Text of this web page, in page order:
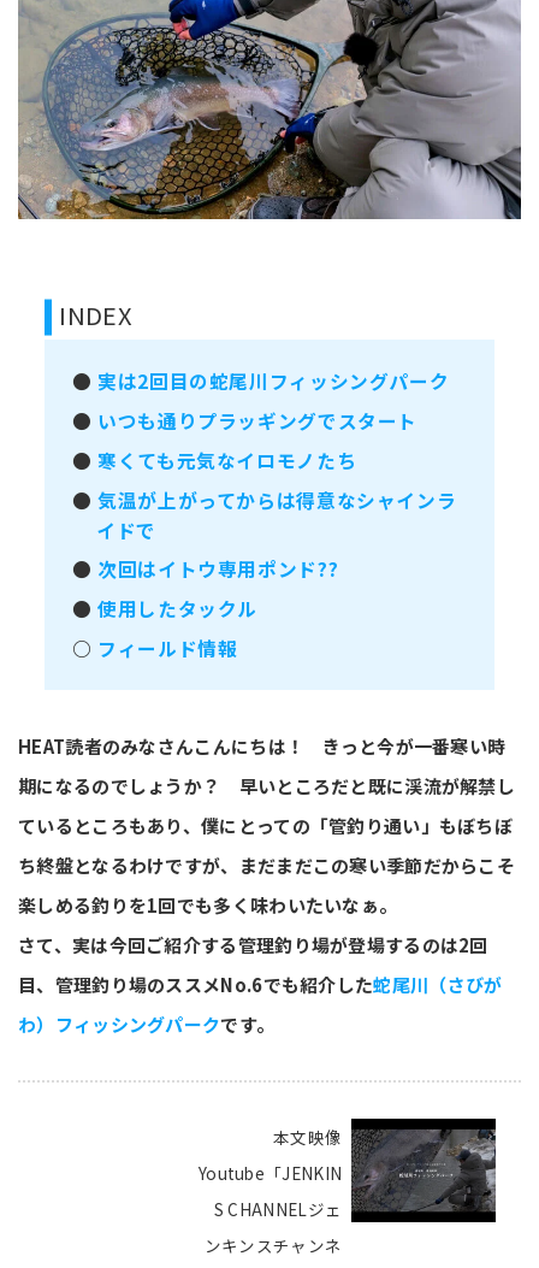
INDEX
● 実は2回目の蛇尾川フィッシングパーク
● いつも通りプラッギングでスタート
● 寒くても元気なイロモノたち
●気温が上がってからは得意なシャインラ
イドで
● 次回はイトウ専用ポンド??
●使用したタックル
○ フィールド情報
HEAT読者のみなさんこんにちは！ きっと今が一番寒い時
期になるのでしょうか？ 早いところだと既に渓流が解禁し
ているところもあり、僕にとっての「管釣り通い」もぼちぼ
ち終盤となるわけですが、まだまだこの寒い季節だからこそ
楽しめる釣りを1回でも多く味わいたいなぁ。
さて、実は今回ご紹介する管理釣り場が登場するのは2回
目、管理釣り場のススメNo.6でも紹介した蛇尾川（さびが
わ）フィッシングパークです。
本文映像
Youtube「JENKIN
S CHANNELジェ
ンキンスチャンネ